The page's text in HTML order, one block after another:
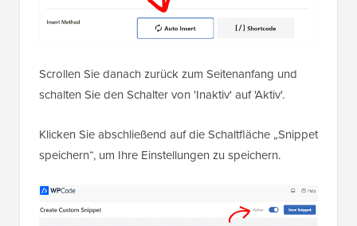
Scrollen Sie danach zurück zum Seitenanfang und
schalten Sie den Schalter von 'Inaktiv' auf 'Aktiv'.
Klicken Sie abschließend auf die Schaltfläche „Snippet
speichern“, um Ihre Einstellungen zu speichern.